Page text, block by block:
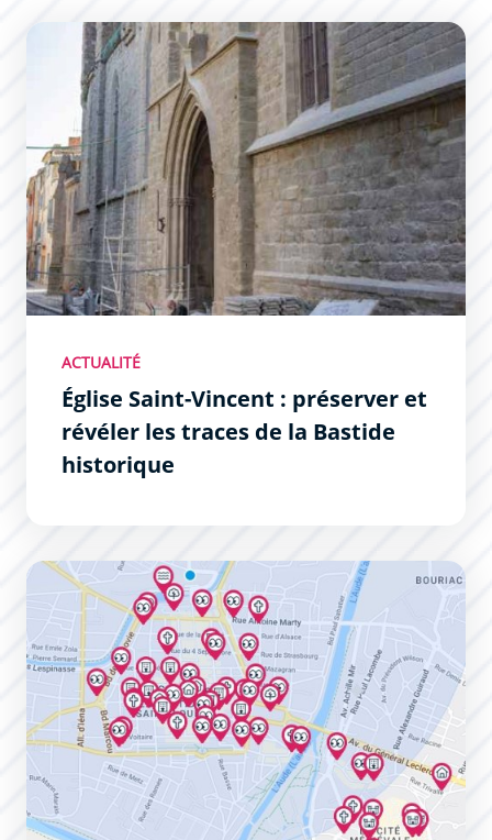
Église Saint-Vincent : préserver et révéler les traces de
ACTUALITÉ
Église Saint-Vincent : préserver et
révéler les traces de la Bastide
historique
Carte interactive des lieux remarquables